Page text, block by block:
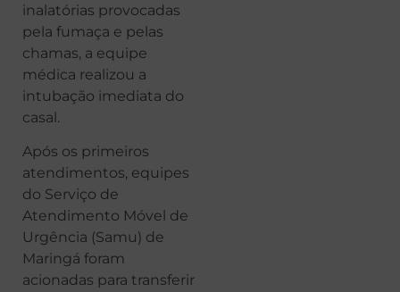
inalatórias provocadas
pela fumaça e pelas
chamas, a equipe
médica realizou a
intubação imediata do
casal.
Após os primeiros
atendimentos, equipes
do Serviço de
Atendimento Móvel de
Urgência (Samu) de
Maringá foram
acionadas para transferir